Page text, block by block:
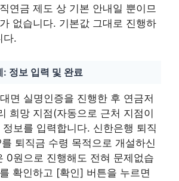
연금 제도 상 기본 안내일 뿐이므
없습니다. 기본값 그대로 진행하
다.
: 정보 입력 및 완료
면 실명인증을 진행한 후 연금저
희망 지점(자동으로 근처 지점이
보를 입력합니다. 신한은행 퇴직
퇴직금 수령 목적으로 개설하신
0원으로 진행해도 전혀 문제없습
확인하고 [확인] 버튼을 누르면